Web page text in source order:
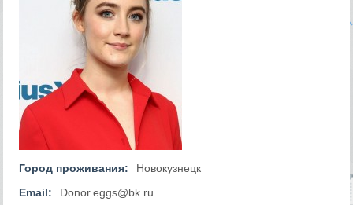
Город проживания:
Новокузнецк
Email:
Donor.eggs@bk.ru